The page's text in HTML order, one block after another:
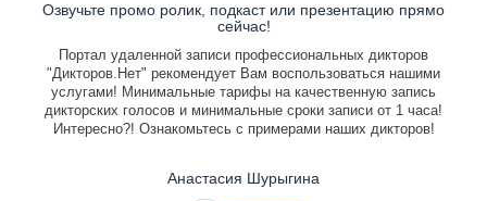
Озвучьте промо ролик, подкаст или презентацию прямо
сейчас!
Портал удаленной записи профессиональных дикторов
"Дикторов.Нет" рекомендует Вам воспользоваться нашими
услугами! Минимальные тарифы на качественную запись
дикторских голосов и минимальные сроки записи от 1 часа!
Интересно?! Ознакомьтесь с примерами наших дикторов!
Анастасия Шурыгина